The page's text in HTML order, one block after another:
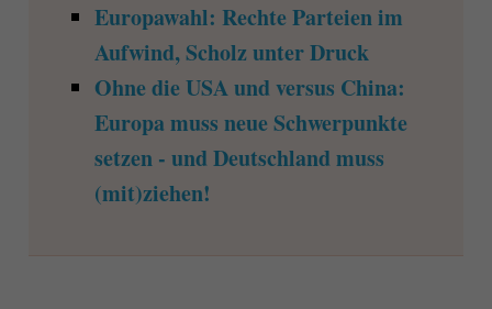
Europawahl: Rechte Parteien im
Aufwind, Scholz unter Druck
Ohne die USA und versus China:
Europa muss neue Schwerpunkte
setzen - und Deutschland muss
(mit)ziehen!